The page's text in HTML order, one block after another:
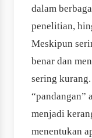
dalam
penelitian,
Meskipun
benar dan
sering
“pandangan”
menjadi
menentukan